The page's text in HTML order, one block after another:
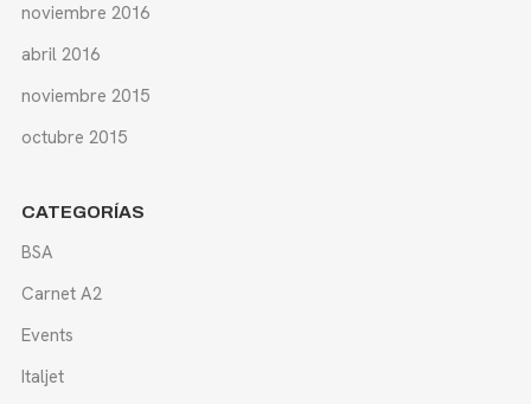
noviembre 2016
abril 2016
noviembre 2015
octubre 2015
CATEGORÍAS
BSA
Carnet A2
Events
Italjet